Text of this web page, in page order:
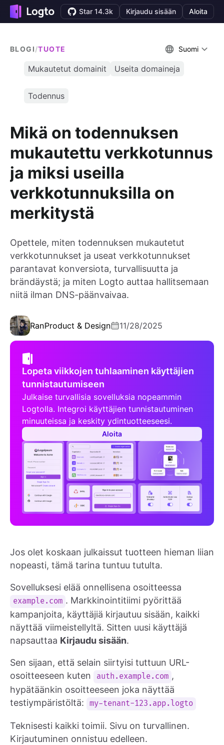
Star 14.3k Kirjaudu sisään Aloita
BLOGI/TUOTE Suomi
Mukautetut domainit Useita domaineja
Todennus
Mikä on todennuksen
mukautettu verkkotunnus
ja miksi useilla
verkkotunnuksilla on
merkitystä
Opettele, miten todennuksen mukautetut
verkkotunnukset ja useat verkkotunnukset
parantavat konversiota, turvallisuutta ja
brändäystä; ja miten Logto auttaa hallitsemaan
niitä ilman DNS-päänvaivaa.
RanProduct & Design 11/28/2025
Lopeta viikkojen tuhlaaminen käyttäjien
tunnistautumiseen
Julkaise turvallisia sovelluksia nopeammin
Logtolla. Integroi käyttäjien tunnistautuminen
minuuteissa ja keskity ydintuotteeseesi.
Aloita
Jos olet koskaan julkaissut tuotteen hieman liian
nopeasti, tämä tarina tuntuu tutulta.
Sovelluksesi elää onnellisena osoitteessa
example.com . Markkinointitiimi pyörittää
kampanjoita, käyttäjiä kirjautuu sisään, kaikki
näyttää viimeistellyltä. Sitten uusi käyttäjä
napsauttaa Kirjaudu sisään.
Sen sijaan, että selain siirtyisi tuttuun URL-
osoitteeseen kuten
auth.example.com ,
hypätäänkin osoitteeseen joka näyttää
testiympäristöltä:
my-tenant-123.app.logto
Teknisesti kaikki toimii. Sivu on turvallinen.
Kirjautuminen onnistuu edelleen.